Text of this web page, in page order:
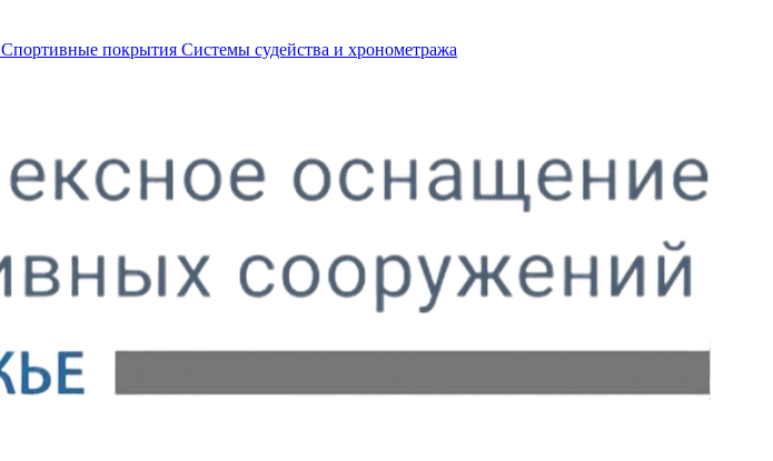
Спортивные покрытия Системы судейства и хронометража